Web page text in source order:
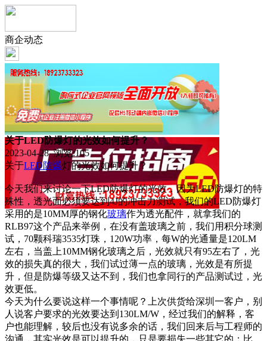
商企动态
关于LED防爆灯的光效如何提升？
2023-04-28 浏览:105
关于LED防爆灯的光效如何提升？
今天我们来讨论一下LED防爆灯的光效，因为LED防爆灯的特
殊性，透光面必须要达到4J的冲击力测试，我们的LED防爆灯
采用的是10MM厚的钢化玻璃作为透光配件，就拿我们的
RLB97这个产品来举例，在没有盖玻璃之前，我们用积分球测
试，70颗科瑞3535灯珠，120W功率，每W的光通量是120LM
左右，当盖上10MM钢化玻璃之后，光效就只有95左右了，光
效的损失真的很大，我们试过薄一点的玻璃，光效是有所提
升，但是防爆等级又达不到，我们也拿同行的产品测试过，光
效更低。
今天为什么要说这样一个事情呢？上次供货给深圳一客户，别
人说客户要求的光效要达到130LM/W，经过我们的解释，客
户也能理解，较后也没有说多余的话，我们回来后与工程师的
沟通，其实光效是可以提升的，只是要损失一些其它的；比